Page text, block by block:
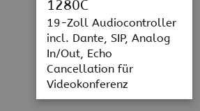
1280C
19-Zoll Audiocontroller
incl. Dante, SIP, Analog
In/Out, Echo
Cancellation für
Videokonferenz